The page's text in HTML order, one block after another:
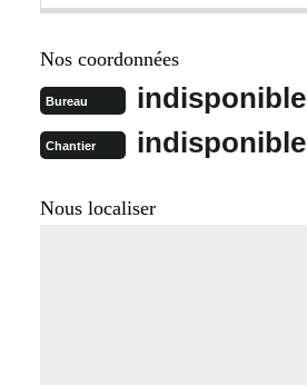
Nos coordonnées
Bureau indisponible
Chantier indisponible
Nous localiser